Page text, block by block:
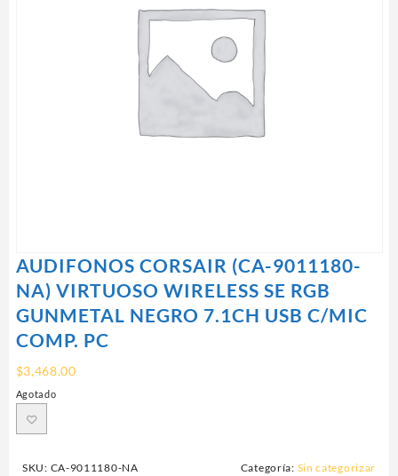
AUDIFONOS CORSAIR (CA-9011180-
NA) VIRTUOSO WIRELESS SE RGB
GUNMETAL NEGRO 7.1CH USB C/MIC
COMP. PC
$3,468.00
Agotado
SKU: CA-9011180-NA Categoría: Sin categorizar